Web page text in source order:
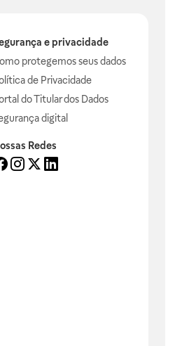
e privacidade
protegemos seus dados
de Privacidade
do Titular dos Dados
digital
Redes